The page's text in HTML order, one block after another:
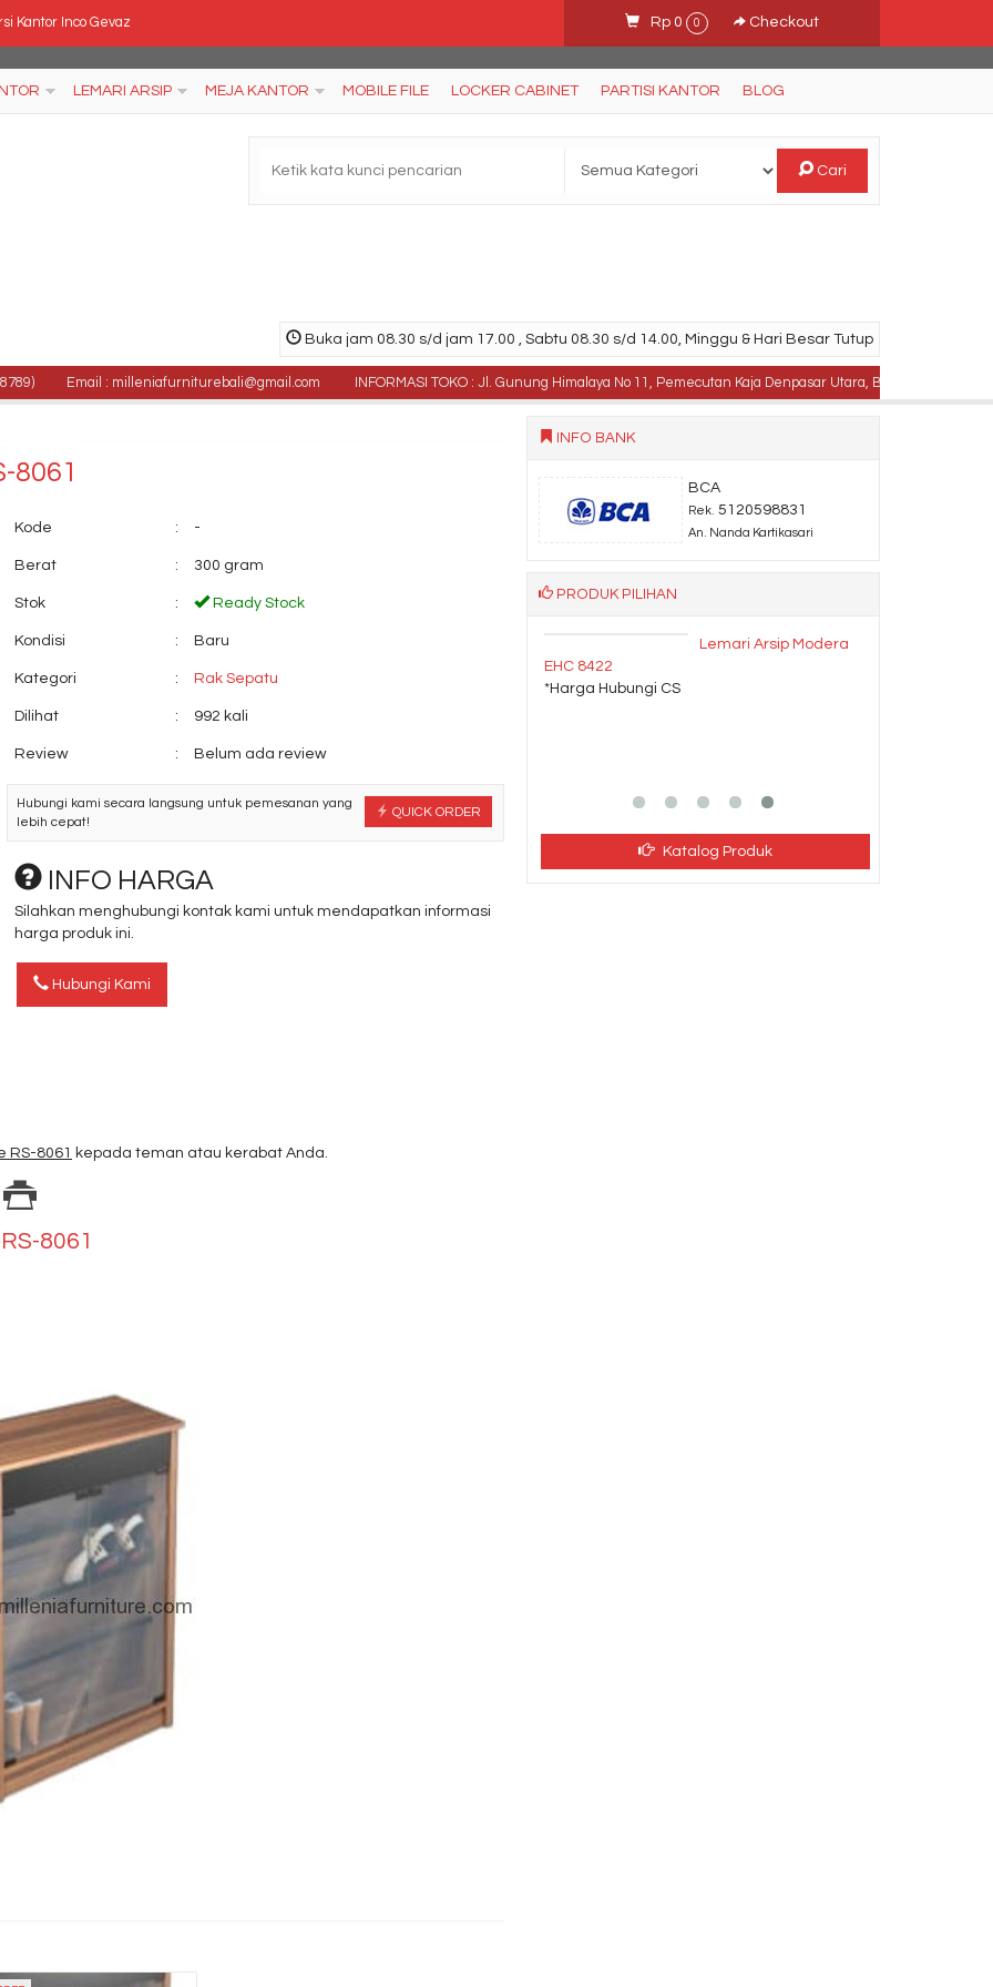
Kantor Inco Gevaz
Kantor Indachi D 830 U
Kursi kantor Subaru ES 10
Rp 0 0 Checkout
LEMARI ARSIP MEJA KANTOR MOBILE FILE LOCKER CABINET PARTISI KANTOR BLOG
Cari
Buka jam 08.30 s/d jam 17.00 , Sabtu 08.30 s/d 14.00, Minggu & Hari Besar Tutup
Email : milleniafurniturebali@gmail.com INFORMASI TOKO : Jl. Gunung Himalaya No 11, Pemecutan Kaja Denpasar Utara, Bali .
8061
Kode : -
Berat : 300 gram
Stok : Ready Stock
Kondisi : Baru
Kategori : Rak Sepatu
Dilihat : 992 kali
Review : Belum ada review
QUICK ORDER
Hubungi kami secara langsung untuk pemesanan yang
lebih cepat!
INFO HARGA
Silahkan menghubungi kontak kami untuk mendapatkan informasi
harga produk ini.
Hubungi Kami
RS-8061 kepada teman atau kerabat Anda.
8061
INFO BANK
BCA
Rek. 5120598831
An. Nanda Kartikasari
PRODUK PILIHAN
Kursi Kantor Donati DO
*Harga Hubungi CS
*Harga Hubungi CS
Lemari Arsip Modera
EHC 8422
*Harga Hubungi CS
Katalog Produk